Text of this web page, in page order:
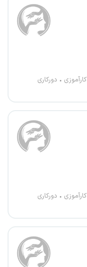
کارآموزی دورکاری
کارآموزی دورکاری